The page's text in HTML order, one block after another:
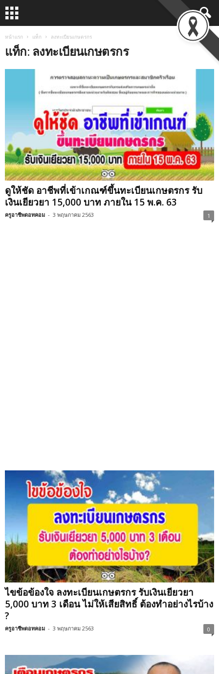
หน้าแรก แท็ก ลงทะเบียนเกษตรกร
แท็ก: ลงทะเบียนเกษตรกร
ดูให้ชัด อาชีพที่เข้าเกณฑ์ขึ้นทะเบียนเกษตรกร รับ
เงินเยียวยา 15,000 บาท ภายใน 15 พ.ค. 63
ครูอาชีพดอทคอม - 3 พฤษภาคม 2563 1
ไขข้อข้องใจ ลงทะเบียนเกษตรกร รับเงินเยียวยา
5,000 บาท 3 เดือน ไม่ให้เสียสิทธิ์ ต้องทำอย่างไรบ้าง
?
ครูอาชีพดอทคอม - 3 พฤษภาคม 2563 0